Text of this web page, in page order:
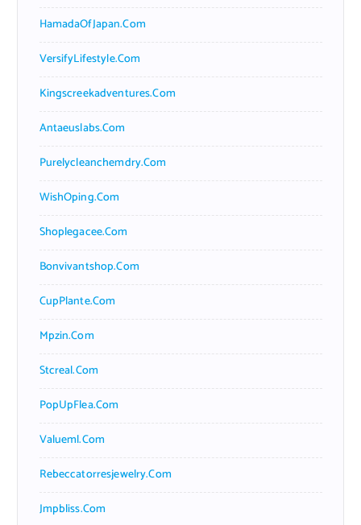
HamadaOfJapan.com
VersifyLifestyle.com
Kingscreekadventures.com
Antaeuslabs.com
Purelycleanchemdry.com
WishOping.com
Shoplegacee.com
Bonvivantshop.com
CupPlante.com
Mpzin.com
Stcreal.com
PopUpFlea.com
Valueml.com
Rebeccatorresjewelry.com
Jmpbliss.com